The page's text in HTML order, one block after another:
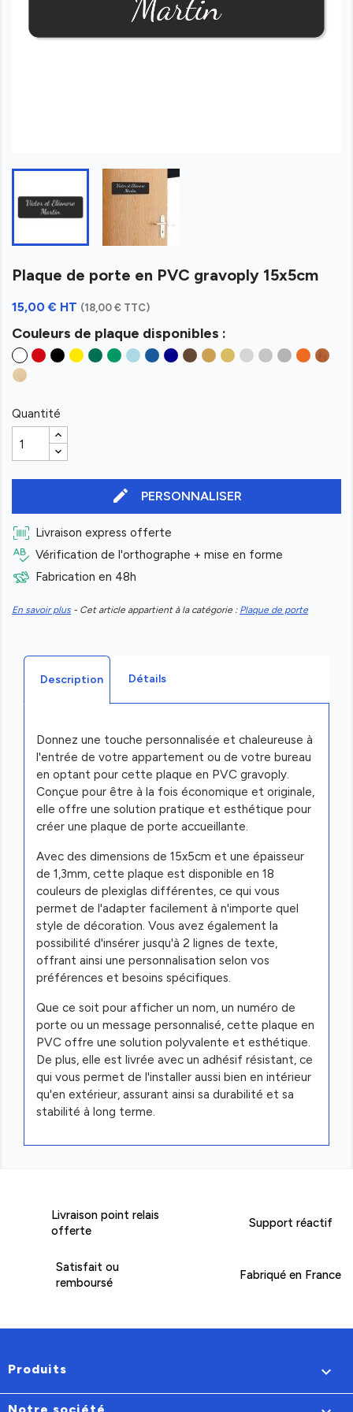
Plaque de porte en PVC gravoply 15x5cm
15,00 € HT (18,00 € TTC)
Couleurs de plaque disponibles :
Quantité
edit PERSONNALISER
Livraison express offerte
Vérification de l'orthographe + mise en forme
Fabrication en 48h
En savoir plus - Cet article appartient à la catégorie : Plaque de porte
Description Détails
Donnez une touche personnalisée et chaleureuse à
l'entrée de votre appartement ou de votre bureau
en optant pour cette plaque en PVC gravoply.
Conçue pour être à la fois économique et originale,
elle offre une solution pratique et esthétique pour
créer une plaque de porte accueillante.
Avec des dimensions de 15x5cm et une épaisseur
de 1,3mm, cette plaque est disponible en 18
couleurs de plexiglas différentes, ce qui vous
permet de l'adapter facilement à n'importe quel
style de décoration. Vous avez également la
possibilité d'insérer jusqu'à 2 lignes de texte,
offrant ainsi une personnalisation selon vos
préférences et besoins spécifiques.
Que ce soit pour afficher un nom, un numéro de
porte ou un message personnalisé, cette plaque en
PVC offre une solution polyvalente et esthétique.
De plus, elle est livrée avec un adhésif résistant, ce
qui vous permet de l'installer aussi bien en intérieur
qu'en extérieur, assurant ainsi sa durabilité et sa
stabilité à long terme.
Livraison point relais
offerte
Support réactif
Satisfait ou
remboursé
Fabriqué en France
Produits 